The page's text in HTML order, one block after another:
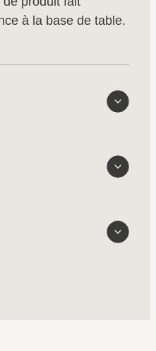
à la base de table.